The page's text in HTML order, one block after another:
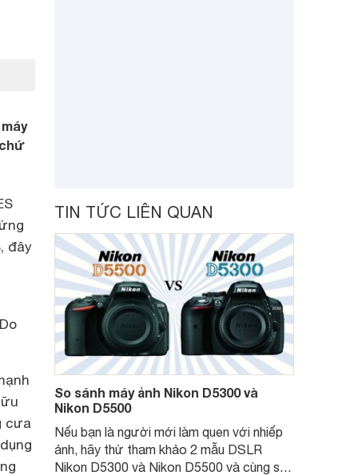
đây
cưa
TIN TỨC LIÊN QUAN
So sánh máy ảnh Nikon D5300 và
Nikon D5500
Nếu bạn là người mới làm quen với nhiếp
ảnh, hãy thử tham khảo 2 mẫu DSLR
Nikon D5300 và Nikon D5500 và cùng so